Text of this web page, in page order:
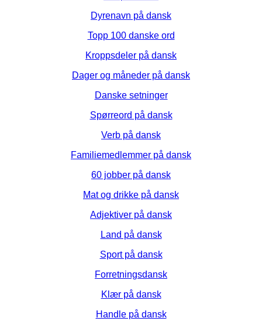
Dyrenavn på dansk
Topp 100 danske ord
Kroppsdeler på dansk
Dager og måneder på dansk
Danske setninger
Spørreord på dansk
Verb på dansk
Familiemedlemmer på dansk
60 jobber på dansk
Mat og drikke på dansk
Adjektiver på dansk
Land på dansk
Sport på dansk
Forretningsdansk
Klær på dansk
Handle på dansk